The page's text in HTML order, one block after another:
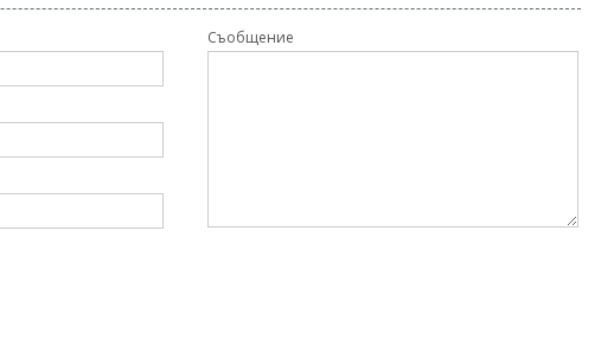
Съобщение